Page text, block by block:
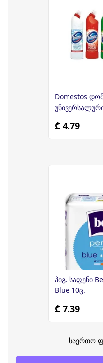
Domestos
₾ 4.79
ჰიგ. საფენი
Blue 10ც.
₾ 7.39
საერთო